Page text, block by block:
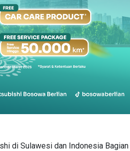
di Sulawesi dan Indonesia Bagian